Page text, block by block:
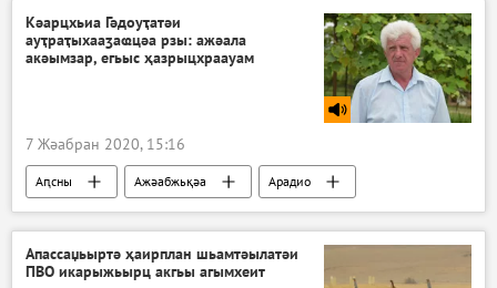
Кәарцхьиа Гәдоуҭатәи
ауҭраҭыхааӡаҩцәа рзы: ажәала
акәымзар, егьыс ҳазрыцхраауам
7 Жәабран 2020, 15:16
Аԥсны Ажәабжьқәа Арадио
Апассаџьыртә ҳаирплан шьамтәылатәи
ПВО икарыжьырц акгьы агымхеит